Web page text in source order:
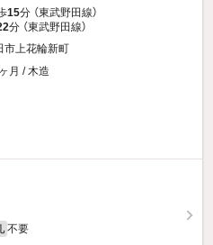
15分 （東武野田線）
分 （東武野田線）
市上花輪新町
月 / 木造
不要